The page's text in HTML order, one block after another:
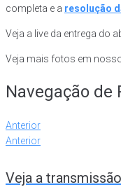
completa e a resolução
Veja a live da entrega do
Veja mais fotos em
Navegação de
Anterior
Anterior
Veja a